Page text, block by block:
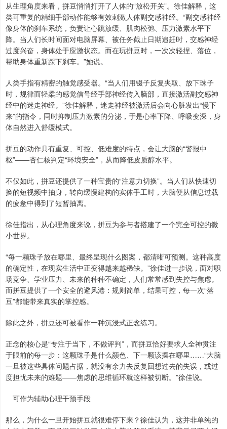
从生理角度来看，拼豆悄悄打开了人体的“放松开关”。徐佳解释，这
类可重复的精细手部动作能够有效刺激人体副交感神经。“副交感神经
像身体的刹车系统，负责让心跳放缓、肌肉松弛、压力激素水平下
降。当人们长时间面对电脑屏幕、被任务截止日期追赶时，交感神经
过度兴奋，身体处于应激状态。而在玩拼豆时，一次次轻捏、落位，
帮助身体重新踩下刹车。”她说。
人类手指有精密的触觉感受器。“当人们用镊子反复夹取、放下珠子
时，规律而轻柔的感觉信号经手部神经传入脑部，直接激活副交感神
经中的迷走神经。”徐佳解释，迷走神经被激活后会向心脏发出“慢下
来”的指令，同时抑制压力激素的分泌，于是心率下降、呼吸变深，身
体自然进入舒缓模式。
拼豆的动作具有重复、可控、低难度的特点，会让大脑的“警报中
枢”——杏仁核判定“环境安全”，从而降低皮质醇水平。
不仅如此，拼豆还提供了一种宝贵的“注意力切换”。当人们从快速切
换的短视频中抽身，转向缓慢建构的实体手工时，大脑便从信息过载
的疲惫中得到了短暂抽离。
徐佳指出，从心理角度来说，拼豆为参与者搭建了一个完全可控的微
小世界。
“每一颗珠子放在哪里、最终呈现什么图案，都清晰可预测。这种高度
的确定性，在现实生活中正变得越来越稀缺。”徐佳进一步说，面对职
场竞争、学业压力、未来的种种不确定，人们常常感到失控与焦虑。
而拼豆提供了一个安全的避风港：规则简单，结果可控，每一次“落
豆”都能带来真实的掌控感。
除此之外，拼豆还可被看作一种沉浸式正念练习。
正念的核心是“专注于当下，不做评判”，而拼豆恰好要求人全神贯注
于眼前的每一步：这颗珠子是什么颜色、下一颗该摆在哪里……“大脑
一旦被这些具体问题占据，就没有余力去反复回想过去的失误，或过
度担忧未来的难题——焦虑的思维循环就这样被切断。”徐佳说。
可作为辅助心理干预手段
那么，为什么一旦开始拼豆就很难停下来？徐佳认为，这并非单纯的